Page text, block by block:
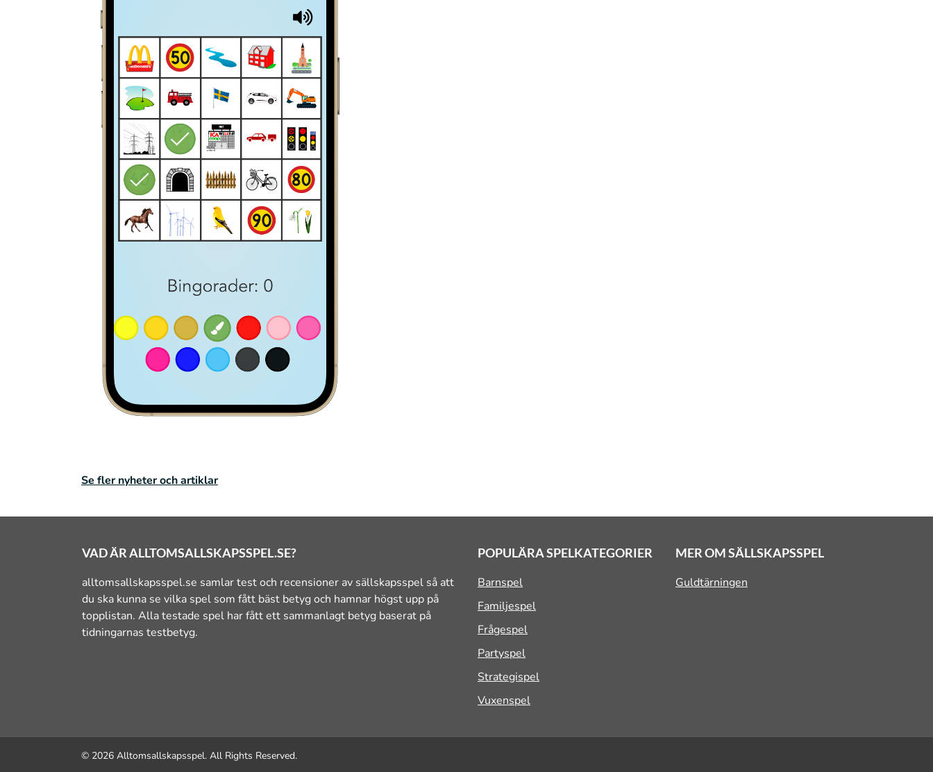
Se fler nyheter och artiklar
VAD ÄR ALLTOMSALLSKAPSSPEL.SE?
alltomsallskapsspel.se samlar test och recensioner av sällskapsspel så att
du ska kunna se vilka spel som fått bäst betyg och hamnar högst upp på
topplistan. Alla testade spel har fått ett sammanlagt betyg baserat på
tidningarnas testbetyg.
POPULÄRA SPELKATEGORIER
Barnspel
Familjespel
Frågespel
Partyspel
Strategispel
Vuxenspel
MER OM SÄLLSKAPSSPEL
Guldtärningen
© 2026 Alltomsallskapsspel. All Rights Reserved.